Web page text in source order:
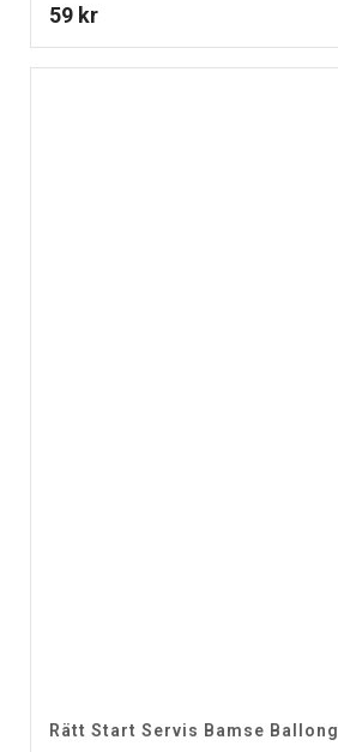
59 kr
Rätt Start Servis Bamse Ballong